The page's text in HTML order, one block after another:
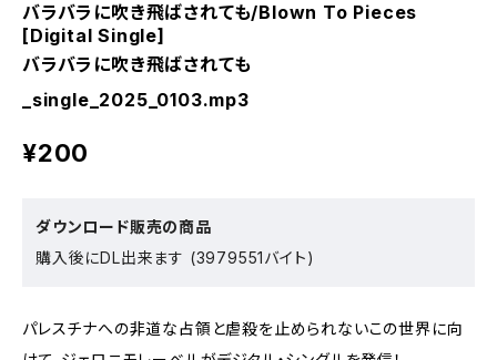
バラバラに吹き飛ばされても/Blown To Pieces
[Digital Single]
バラバラに吹き飛ばされても
_single_2025_0103.mp3
¥200
ダウンロード販売の商品
購入後にDL出来ます (3979551バイト)
パレスチナへの非道な占領と虐殺を止められないこの世界に向